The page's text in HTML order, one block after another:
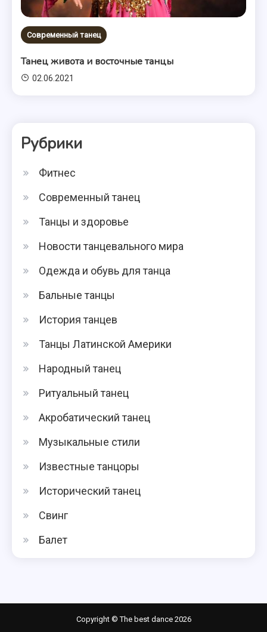
Современный танец
Танец живота и восточные танцы
02.06.2021
Рубрики
Фитнес
Современный танец
Танцы и здоровье
Новости танцевального мира
Одежда и обувь для танца
Бальные танцы
История танцев
Танцы Латинской Америки
Народный танец
Ритуальный танец
Акробатический танец
Музыкальные стили
Известные танцоры
Исторический танец
Свинг
Балет
Copyright © The best dance 2026